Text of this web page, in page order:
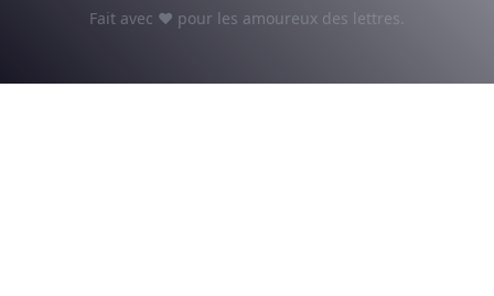
Fait avec ♥ pour les amoureux des lettres.